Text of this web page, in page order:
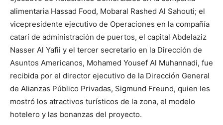
alimentaria Hassad Food, Mobaral Rashed Al Sahouti; el
vicepresidente ejecutivo de Operaciones en la compañía
catarí de administración de puertos, el capital Abdelaziz
Nasser Al Yafii y el tercer secretario en la Dirección de
Asuntos Americanos, Mohamed Yousef Al Muhannadi, fue
recibida por el director ejecutivo de la Dirección General
de Alianzas Público Privadas, Sigmund Freund, quien les
mostró los atractivos turísticos de la zona, el modelo
hotelero y las bonanzas del proyecto.